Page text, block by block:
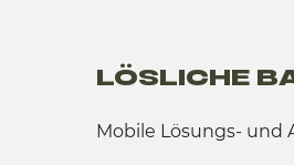
LÖSLICHE
Mobile Lösungs- und